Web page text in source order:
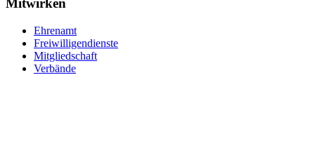
Mitwirken
Ehrenamt
Freiwilligendienste
Mitgliedschaft
Verbände